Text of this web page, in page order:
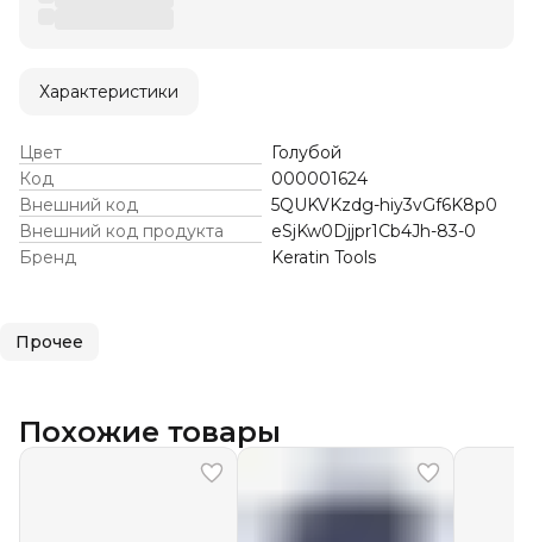
Характеристики
Цвет
Голубой
Код
000001624
Внешний код
5QUKVKzdg-hiy3vGf6K8p0
Внешний код продукта
eSjKw0Djjpr1Cb4Jh-83-0
Бренд
Keratin Tools
Прочее
Похожие товары